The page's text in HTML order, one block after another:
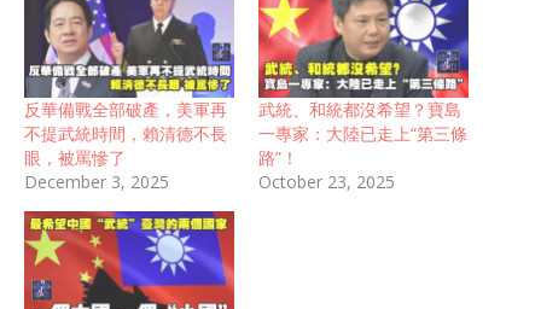
反華備戰全部破產，美軍再
不提武統時間，賴清德不長
眼，被罵慘了
December 3, 2025
武統、和統都沒希望？寶島
一專家：大陸已走上“第三條
路”！
October 23, 2025